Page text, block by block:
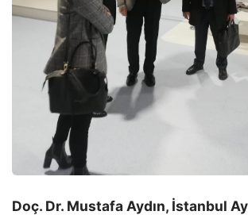
Doç. Dr. Mustafa Aydın, İstanbul